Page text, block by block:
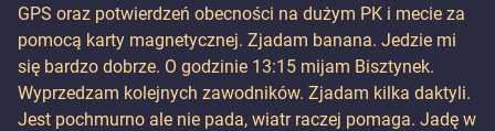
GPS oraz potwierdzeń obecności na dużym PK i mecie za
pomocą karty magnetycznej. Zjadam banana. Jedzie mi
się bardzo dobrze. O godzinie 13:15 mijam Bisztynek.
Wyprzedzam kolejnych zawodników. Zjadam kilka daktyli.
Jest pochmurno ale nie pada, wiatr raczej pomaga. Jadę w